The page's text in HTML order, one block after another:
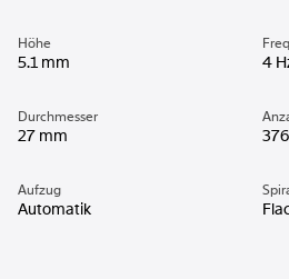
Höhe
5.1 mm 4
Durchmesser
27 mm 376
Aufzug
Automatik